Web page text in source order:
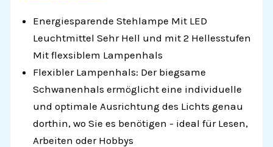
Energiesparende Stehlampe Mit LED
Leuchtmittel Sehr Hell und mit 2 Hellesstufen
Mit flexsiblem Lampenhals
Flexibler Lampenhals: Der biegsame
Schwanenhals ermöglicht eine individuelle
und optimale Ausrichtung des Lichts genau
dorthin, wo Sie es benötigen - ideal für Lesen,
Arbeiten oder Hobbys